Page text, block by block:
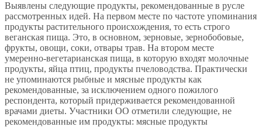
Выявлены следующие продукты, рекомендованные в русле
рассмотренных идей. На первом месте по частоте упоминания
продукты растительного происхождения, то есть строго
веганская пища. Это, в основном, зерновые, зернобобовые,
фрукты, овощи, соки, отвары трав. На втором месте
умеренно-вегетарианская пища, в которую входят молочные
продукты, яйца птиц, продукты пчеловодства. Практически
не упоминаются рыбные и мясные продукты как
рекомендованные, за исключением одного пожилого
респондента, который придерживается рекомендованной
врачами диеты. Участники ОО отметили следующие, не
рекомендованные им продукты: мясные продукты